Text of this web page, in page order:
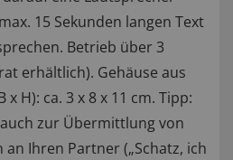
15 Sekunden langen Text
Betrieb über 3
erhältlich). Gehäuse aus
H): ca. 3 x 8 x 11 cm. Tipp:
zur Übermittlung von
Ihren Partner („Schatz, ich